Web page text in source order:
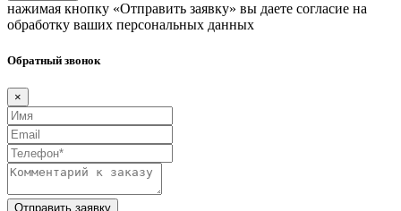
нажимая кнопку «Отправить заявку» вы даете согласие на
обработку ваших персональных данных
Обратный звонок
×
Отправить заявку